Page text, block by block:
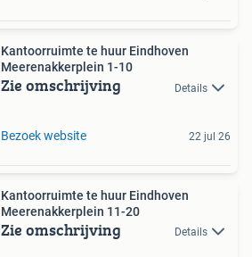
Kantoorruimte te huur Eindhoven
Meerenakkerplein 1-10
Zie omschrijving Details
Bezoek website 22 jul 26
Kantoorruimte te huur Eindhoven
Meerenakkerplein 11-20
Zie omschrijving Details